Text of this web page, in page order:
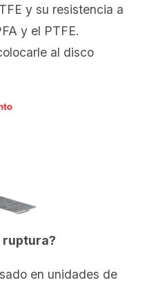
y su resistencia a
y el PTFE.
al disco
ruptura?
en unidades de